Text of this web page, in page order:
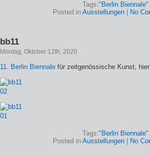
Tags:"Berlin Biennale"
Posted in Ausstellungen| No
bb11
Montag, Oktober 12th, 2020
11. Berlin Biennale für zeitgenössische Kunst,
Tags:"Berlin Biennale"
Posted in Ausstellungen| No